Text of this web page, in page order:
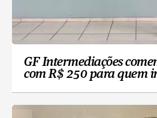
GF Intermediações
com R$ 250 para quem